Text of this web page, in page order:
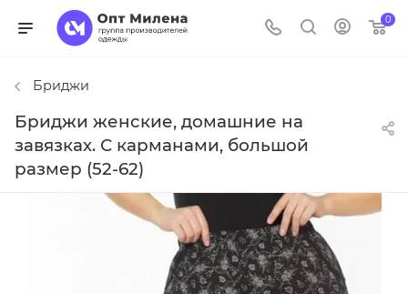
0
Бриджи
Бриджи женские, домашние на
завязках. С карманами, большой
размер (52-62)